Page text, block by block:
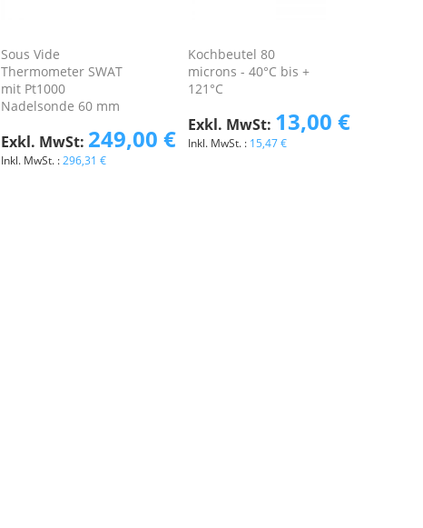
Sous Vide
Thermometer SWAT
mit Pt1000
Nadelsonde 60 mm
296,31 €
249,00 €
Kochbeutel 80
microns - 40°C bis +
121°C
15,47 €
13,00 €